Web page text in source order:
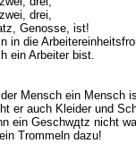
drei,
Genosse, ist!
in die
ein Arbeiter bist.
Mensch ein Mensch
er auch Kleider und
ein Geschwдtz nicht
Trommeln dazu!